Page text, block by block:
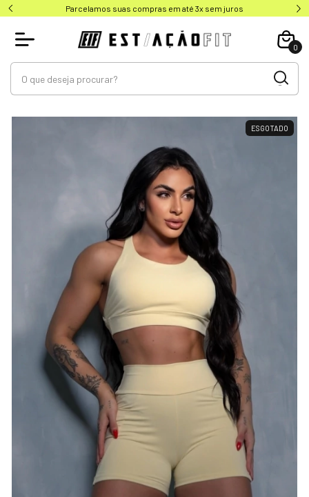
Parcelamos suas compras em até 3x sem juros
0
ESGOTADO